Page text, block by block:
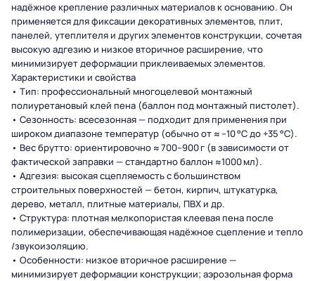
надёжное крепление различных материалов к основанию. Он
применяется для фиксации декоративных элементов, плит,
панелей, утеплителя и других элементов конструкции, сочетая
высокую адгезию и низкое вторичное расширение, что
минимизирует деформации приклеиваемых элементов.
Характеристики и свойства
• Тип: профессиональный многоцелевой монтажный
полиуретановый клей пена (баллон под монтажный пистолет).
• Сезонность: всесезонная — подходит для применения при
широком диапазоне температур (обычно от ≈ –10 °C до +35 °C).
• Вес брутто: ориентировочно ≈ 700–900 г (в зависимости от
фактической заправки — стандартно баллон ≈1000 мл).
• Адгезия: высокая сцепляемость с большинством
строительных поверхностей — бетон, кирпич, штукатурка,
дерево, металл, плитные материалы, ПВХ и др.
• Структура: плотная мелкопористая клеевая пена после
полимеризации, обеспечивающая надёжное сцепление и тепло
/звукоизоляцию.
• Особенности: низкое вторичное расширение —
минимизирует деформации конструкции; аэрозольная форма